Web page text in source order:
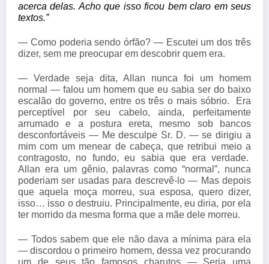
acerca delas. Acho que isso ficou bem claro em seus
textos.”
— Como poderia sendo órfão? — Escutei um dos três
dizer, sem me preocupar em descobrir quem era.
— Verdade seja dita, Allan nunca foi um homem
normal — falou um homem que eu sabia ser do baixo
escalão do governo, entre os três o mais sóbrio. Era
perceptível por seu cabelo, ainda, perfeitamente
arrumado e a postura ereta, mesmo sob bancos
desconfortáveis — Me desculpe Sr. D. — se dirigiu a
mim com um menear de cabeça, que retribui meio a
contragosto, no fundo, eu sabia que era verdade.
Allan era um gênio, palavras como “normal”, nunca
poderiam ser usadas para descrevê-lo — Mas depois
que aquela moça morreu, sua esposa, quero dizer,
isso… isso o destruiu. Principalmente, eu diria, por ela
ter morrido da mesma forma que a mãe dele morreu.
— Todos sabem que ele não dava a mínima para ela
— discordou o primeiro homem, dessa vez procurando
um de seus tão famosos charutos — Seria uma